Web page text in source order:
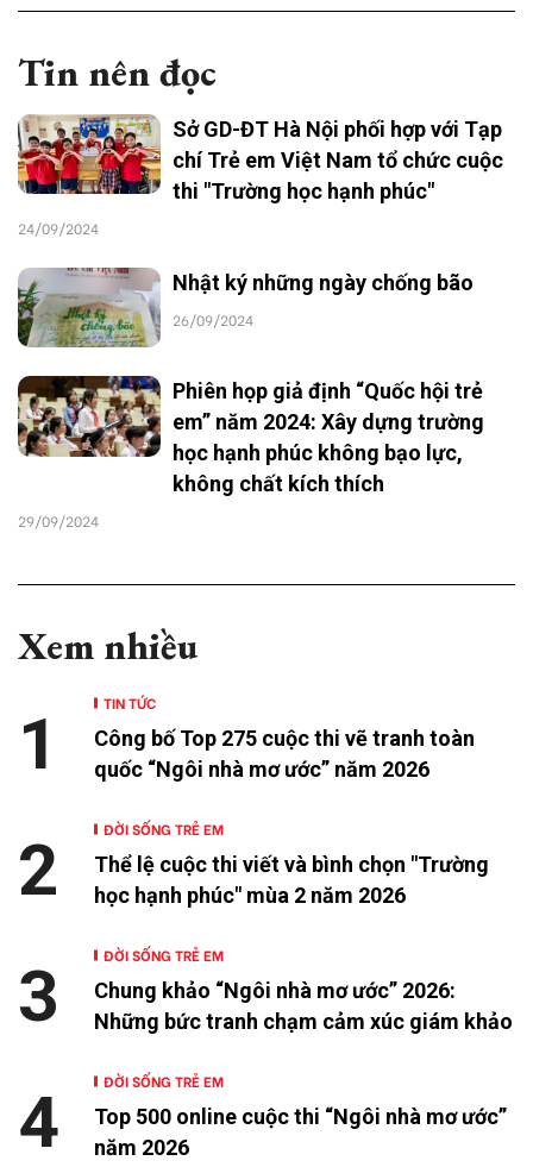
Tin nên đọc
Sở GD-ĐT Hà Nội phối hợp với Tạp
chí Trẻ em Việt Nam tổ chức cuộc
thi "Trường học hạnh phúc"
24/09/2024
Nhật ký những ngày chống bão
26/09/2024
Phiên họp giả định “Quốc hội trẻ
em” năm 2024: Xây dựng trường
học hạnh phúc không bạo lực,
không chất kích thích
29/09/2024
Xem nhiều
TIN TỨC
Công bố Top 275 cuộc thi vẽ tranh toàn
quốc “Ngôi nhà mơ ước” năm 2026
1
ĐỜI SỐNG TRẺ EM
Thể lệ cuộc thi viết và bình chọn "Trường
học hạnh phúc" mùa 2 năm 2026
2
ĐỜI SỐNG TRẺ EM
Chung khảo “Ngôi nhà mơ ước” 2026:
Những bức tranh chạm cảm xúc giám khảo
3
ĐỜI SỐNG TRẺ EM
Top 500 online cuộc thi “Ngôi nhà mơ ước”
năm 2026
4